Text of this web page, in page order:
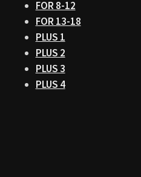
FOR 8-12
FOR 13-18
PLUS 1
PLUS 2
PLUS 3
PLUS 4